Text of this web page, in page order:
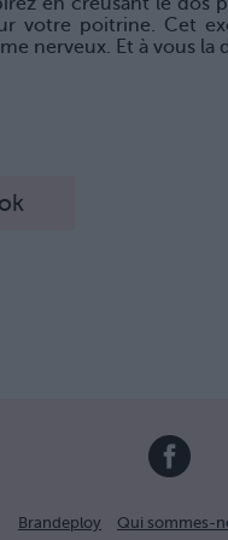
votre poitrine. Cet
nerveux. Et à vous la
Brandeploy Qui sommes-